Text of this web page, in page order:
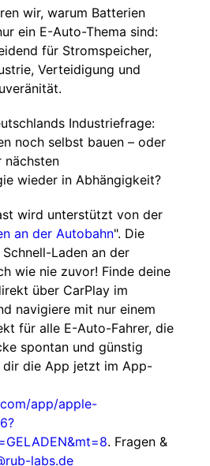
wir, warum Batterien
ein E-Auto-Thema sind:
für Stromspeicher,
Verteidigung und
Industriefrage:
noch selbst bauen – oder
nächsten
wieder in Abhängigkeit?
wird unterstützt von der
an der Autobahn". Die
Laden an der
wie nie zuvor! Finde deine
über CarPlay im
navigiere mit nur einem
für alle E-Auto-Fahrer, die
spontan und günstig
dir die App jetzt im App-
app/apple-
. Fragen &
labs.de